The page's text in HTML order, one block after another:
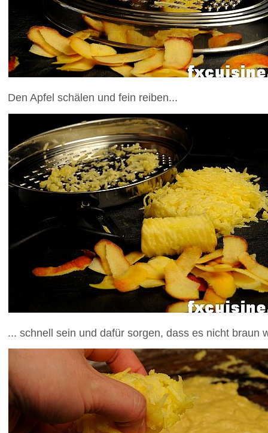
Den Apfel schälen und fein reiben...
... schnell sein und dafür sorgen, dass es nicht braun